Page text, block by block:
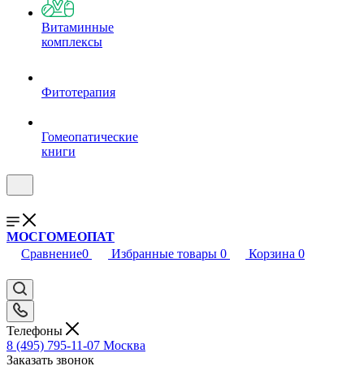
Витаминные
комплексы
Фитотерапия
Гомеопатические
книги
МОСГОМЕОПАТ
Сравнение0 Избранные товары 0 Корзина 0
Телефоны
8 (495) 795-11-07 Москва
Заказать звонок